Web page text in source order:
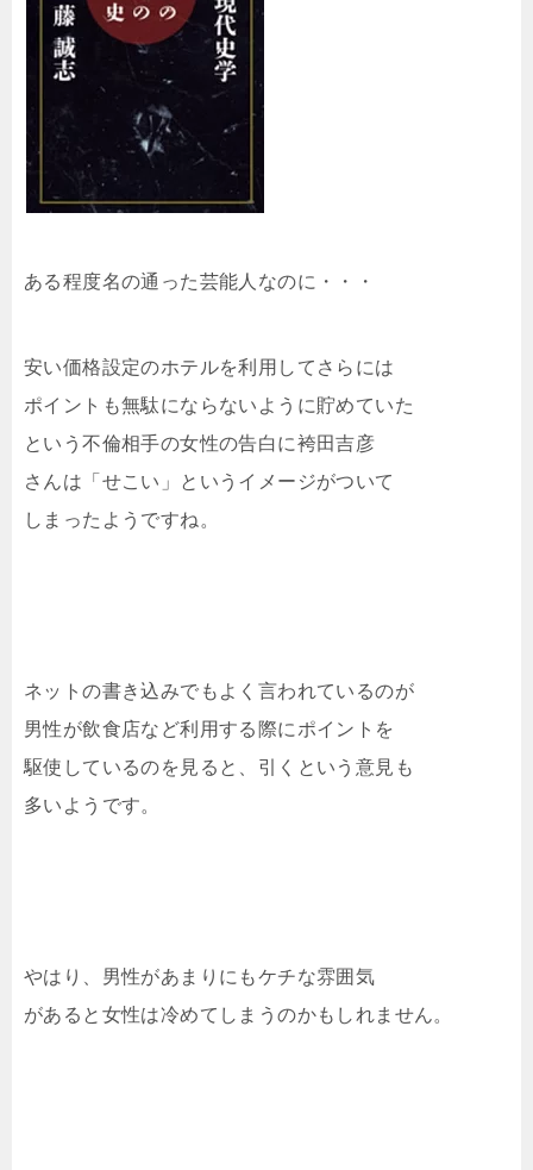
ある程度名の通った芸能人なのに・・・
安い価格設定のホテルを利用してさらには
ポイントも無駄にならないように貯めていた
という不倫相手の女性の告白に袴田吉彦
さんは「せこい」というイメージがついて
しまったようですね。
ネットの書き込みでもよく言われているのが
男性が飲食店など利用する際にポイントを
駆使しているのを見ると、引くという意見も
多いようです。
やはり、男性があまりにもケチな雰囲気
があると女性は冷めてしまうのかもしれません。